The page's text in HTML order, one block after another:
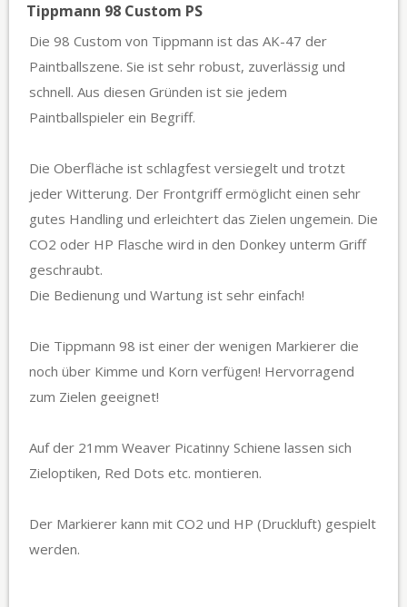
Tippmann 98 Custom PS
Die 98 Custom von Tippmann ist das AK-47 der
Paintballszene. Sie ist sehr robust, zuverlässig und
schnell. Aus diesen Gründen ist sie jedem
Paintballspieler ein Begriff.
Die Oberfläche ist schlagfest versiegelt und trotzt
jeder Witterung. Der Frontgriff ermöglicht einen sehr
gutes Handling und erleichtert das Zielen ungemein. Die
CO2 oder HP Flasche wird in den Donkey unterm Griff
geschraubt.
Die Bedienung und Wartung ist sehr einfach!
Die Tippmann 98 ist einer der wenigen Markierer die
noch über Kimme und Korn verfügen! Hervorragend
zum Zielen geeignet!
Auf der 21mm Weaver Picatinny Schiene lassen sich
Zieloptiken, Red Dots etc. montieren.
Der Markierer kann mit CO2 und HP (Druckluft) gespielt
werden.